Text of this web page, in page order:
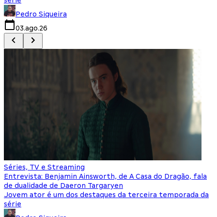
Pedro Siqueira
03.ago.26
Séries, TV e Streaming
Entrevista: Benjamin Ainsworth, de A Casa do Dragão, fala
de dualidade de Daeron Targaryen
Jovem ator é um dos destaques da terceira temporada da
série